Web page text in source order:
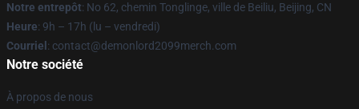
Notre entrepôt: No 62, chemin Tonglinge, ville de Beiliu, Beijing, CN
Heure: 9h – 17h (lu – vendredi)
Courriel : contact@demonlord2099merch.com
Notre société
À propos de nous